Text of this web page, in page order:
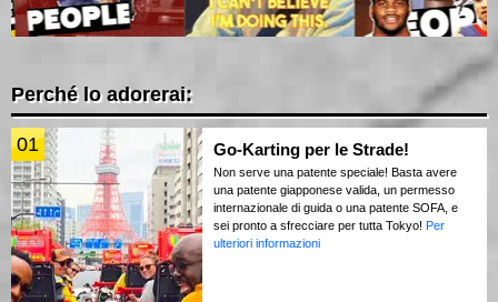
Perché lo adorerai:
01 Go-Karting per le Strade!
Non serve una patente speciale! Basta avere
una patente giapponese valida, un permesso
internazionale di guida o una patente SOFA, e
sei pronto a sfrecciare per tutta Tokyo! Per
ulteriori informazioni